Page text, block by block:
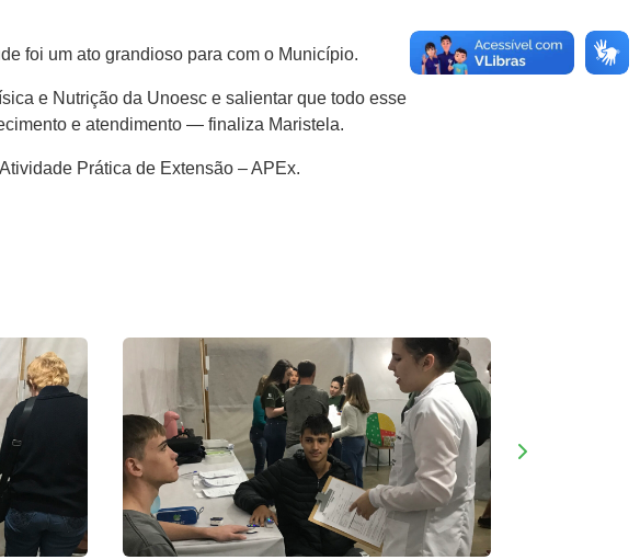
foi um ato grandioso para com o Município.
e Nutrição da Unoesc e salientar que todo esse
e atendimento — finaliza Maristela.
Prática de Extensão – APEx.